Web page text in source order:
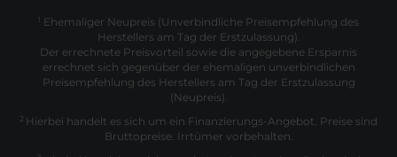
1 Ehemaliger Neupreis (Unverbindliche Preisempfehlung des
Herstellers am Tag der Erstzulassung).
Der errechnete Preisvorteil sowie die angegebene Ersparnis
errechnet sich gegenüber der ehemaligen unverbindlichen
Preisempfehlung des Herstellers am Tag der Erstzulassung
(Neupreis).
2 Hierbei handelt es sich um ein Finanzierungs-Angebot. Preise sind
Bruttopreise. Irrtümer vorbehalten.